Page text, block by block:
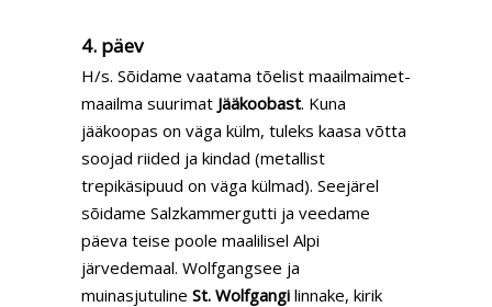
4. päev
H/s. Sõidame vaatama tõelist maailmaimet-
maailma suurimat Jääkoobast. Kuna
jääkoopas on väga külm, tuleks kaasa võtta
soojad riided ja kindad (metallist
trepikäsipuud on väga külmad). Seejärel
sõidame Salzkammergutti ja veedame
päeva teise poole maalilisel Alpi
järvedemaal. Wolfgangsee ja
muinasjutuline St. Wolfgangi linnake, kirik